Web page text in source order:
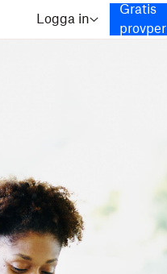
Logga in
Gratis